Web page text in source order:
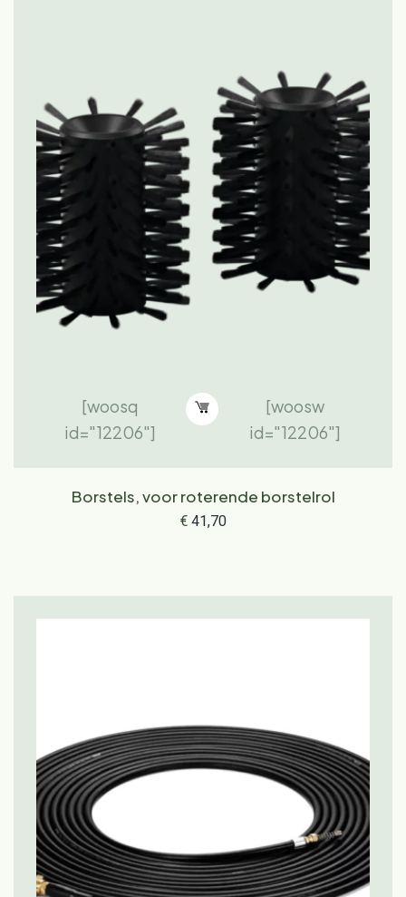
[woosq
id="12206"]
[woosw
id="12206"]
Borstels, voor roterende borstelrol
€41,70